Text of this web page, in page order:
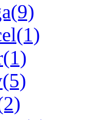
(9)
(1)
(1)
(5)